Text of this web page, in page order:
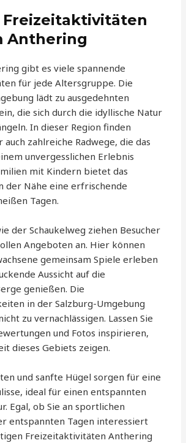
Anthering
gibt es viele spannende
für jede Altersgruppe. Die
lädt zu ausgedehnten
die sich durch die idyllische Natur
In dieser Region finden
zahlreiche Radwege, die das
unvergesslichen Erlebnis
mit Kindern bietet das
der Nähe eine erfrischende
Tagen.
der Schaukelweg ziehen Besucher
Angeboten an. Hier können
gemeinsam Spiele erleben
Aussicht auf die
genießen. Die
in der Salzburg-Umgebung
zu vernachlässigen. Lassen Sie
und Fotos inspirieren,
dieses Gebiets zeigen.
und sanfte Hügel sorgen für eine
ideal für einen entspannten
Egal, ob Sie an sportlichen
entspannten Tagen interessiert
Freizeitaktivitäten Anthering